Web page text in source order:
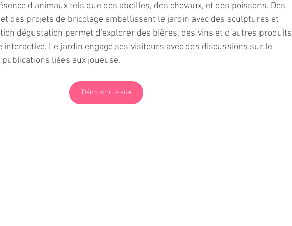
d'animaux tels que des abeilles, des chevaux, et des poissons. Des
des projets de bricolage embellissent le jardin avec des sculptures et
dégustation permet d'explorer des bières, des vins et d'autres produits
interactive. Le jardin engage ses visiteurs avec des discussions sur le
liées aux joueuse.
Découvrir le site